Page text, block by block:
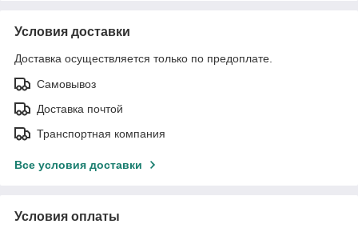
Условия доставки
Доставка осуществляется только по предоплате.
Самовывоз
Доставка почтой
Транспортная компания
Все условия доставки
Условия оплаты